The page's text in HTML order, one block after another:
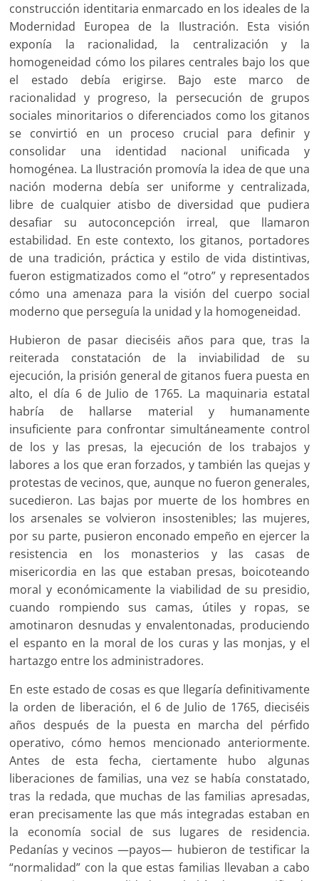
construcción identitaria enmarcado en los ideales de la
Modernidad Europea de la Ilustración. Esta visión
exponía la racionalidad, la centralización y la
homogeneidad cómo los pilares centrales bajo los que
el estado debía erigirse. Bajo este marco de
racionalidad y progreso, la persecución de grupos
sociales minoritarios o diferenciados como los gitanos
se convirtió en un proceso crucial para definir y
consolidar una identidad nacional unificada y
homogénea. La Ilustración promovía la idea de que una
nación moderna debía ser uniforme y centralizada,
libre de cualquier atisbo de diversidad que pudiera
desafiar su autoconcepción irreal, que llamaron
estabilidad. En este contexto, los gitanos, portadores
de una tradición, práctica y estilo de vida distintivas,
fueron estigmatizados como el “otro” y representados
cómo una amenaza para la visión del cuerpo social
moderno que perseguía la unidad y la homogeneidad.
Hubieron de pasar dieciséis años para que, tras la
reiterada constatación de la inviabilidad de su
ejecución, la prisión general de gitanos fuera puesta en
alto, el día 6 de Julio de 1765. La maquinaria estatal
habría de hallarse material y humanamente
insuficiente para confrontar simultáneamente control
de los y las presas, la ejecución de los trabajos y
labores a los que eran forzados, y también las quejas y
protestas de vecinos, que, aunque no fueron generales,
sucedieron. Las bajas por muerte de los hombres en
los arsenales se volvieron insostenibles; las mujeres,
por su parte, pusieron enconado empeño en ejercer la
resistencia en los monasterios y las casas de
misericordia en las que estaban presas, boicoteando
moral y económicamente la viabilidad de su presidio,
cuando rompiendo sus camas, útiles y ropas, se
amotinaron desnudas y envalentonadas, produciendo
el espanto en la moral de los curas y las monjas, y el
hartazgo entre los administradores.
En este estado de cosas es que llegaría definitivamente
la orden de liberación, el 6 de Julio de 1765, dieciséis
años después de la puesta en marcha del pérfido
operativo, cómo hemos mencionado anteriormente.
Antes de esta fecha, ciertamente hubo algunas
liberaciones de familias, una vez se había constatado,
tras la redada, que muchas de las familias apresadas,
eran precisamente las que más integradas estaban en
la economía social de sus lugares de residencia.
Pedanías y vecinos —payos— hubieron de testificar la
“normalidad” con la que estas familias llevaban a cabo